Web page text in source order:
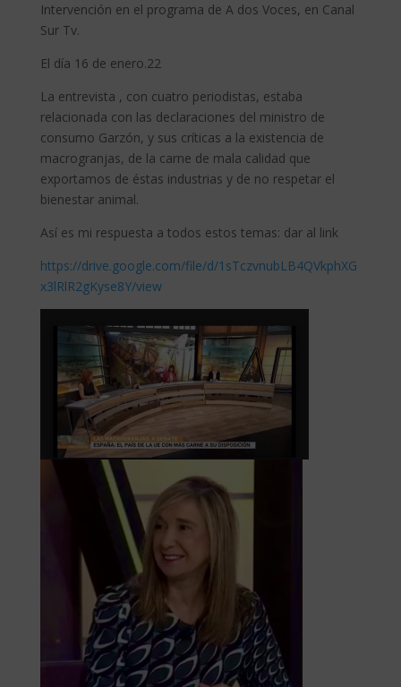
Intervención en el programa de A dos Voces, en Canal
Sur Tv.
El día 16 de enero.22
La entrevista , con cuatro periodistas, estaba
relacionada con las declaraciones del ministro de
consumo Garzón, y sus críticas a la existencia de
macrogranjas, de la carne de mala calidad que
exportamos de éstas industrias y de no respetar el
bienestar animal.
Así es mi respuesta a todos estos temas: dar al link
https://drive.google.com/file/d/1sTczvnubLB4QVkphXG
x3lRlR2gKyse8Y/view